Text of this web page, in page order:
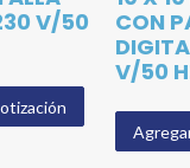
V/50
CON
V/50